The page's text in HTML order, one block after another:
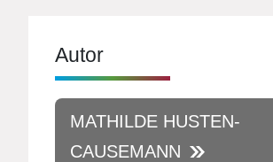
Autor
MATHILDE HUSTEN-
CAUSEMANN